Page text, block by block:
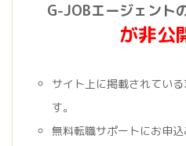
G-JOBエージェント
が非公
サイト上に掲載されてい
す。
無料転職サポートにお申